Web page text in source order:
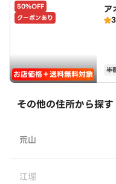
50%OFF
クーポンあり
お店価格＋送料無料対象
ア
半
その他の住所から探す
荒山
江堀